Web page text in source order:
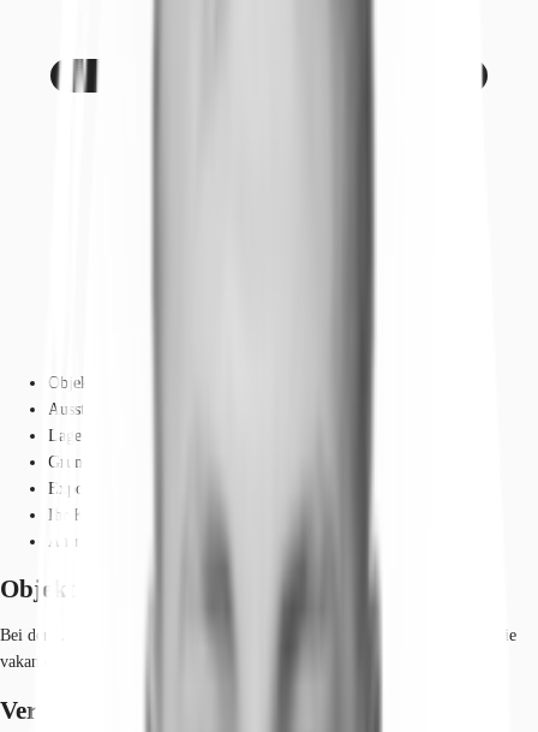
Objekt
Ausstattung
Lage und Verkehrsanbindung
Grundriss
Exposé herunterladen
Ihr Kontakt
Anfrage senden
Objekt
Bei der Liegenschaft handelt es sich um ein Büro- u. Geschäftsgebäude. Die
vakanten Flächen befinden sich derzeit im Rohbauzustand.
Verfügbare Fläche